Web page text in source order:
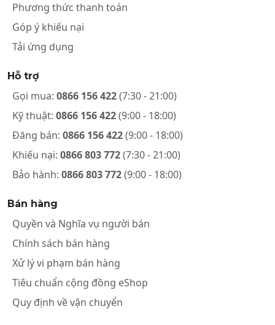
Phương thức thanh toán
Góp ý khiếu nại
Tải ứng dụng
Hỗ trợ
Gọi mua: 0866 156 422(7:30 - 21:00)
Kỹ thuật: 0866 156 422(9:00 - 18:00)
Đăng bán: 0866 156 422(9:00 - 18:00)
Khiếu nại: 0866 803 772(7:30 - 21:00)
Bảo hành: 0866 803 772(9:00 - 18:00)
Bán hàng
Quyền và Nghĩa vụ người bán
Chính sách bán hàng
Xử lý vi phạm bán hàng
Tiêu chuẩn cộng đồng eShop
Quy định về vận chuyển